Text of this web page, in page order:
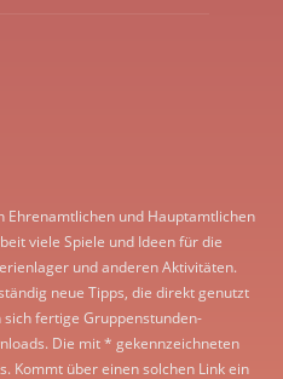
Ehrenamtlichen und Hauptamtlichen
viele Spiele und Ideen für die
und anderen Aktivitäten.
neue Tipps, die direkt genutzt
fertige Gruppenstunden-
Die mit * gekennzeichneten
Kommt über einen solchen Link ein